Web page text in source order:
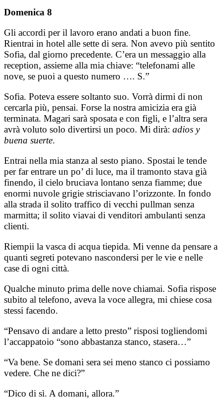
Domenica 8
Gli accordi per il lavoro erano andati a buon fine.
Rientrai in hotel alle sette di sera. Non avevo più sentito
Sofia, dal giorno precedente. C’era un messaggio alla
reception, assieme alla mia chiave: “telefonami alle
nove, se puoi a questo numero …. S.”
Sofia. Poteva essere soltanto suo. Vorrà dirmi di non
cercarla più, pensai. Forse la nostra amicizia era già
terminata. Magari sarà sposata e con figli, e l’altra sera
avrà voluto solo divertirsi un poco. Mi dirà: adios y
buena suerte.
Entrai nella mia stanza al sesto piano. Spostai le tende
per far entrare un po’ di luce, ma il tramonto stava già
finendo, il cielo bruciava lontano senza fiamme; due
enormi nuvole grigie strisciavano l’orizzonte. In fondo
alla strada il solito traffico di vecchi pullman senza
marmitta; il solito viavai di venditori ambulanti senza
clienti.
Riempii la vasca di acqua tiepida. Mi venne da pensare a
quanti segreti potevano nascondersi per le vie e nelle
case di ogni città.
Qualche minuto prima delle nove chiamai. Sofia rispose
subito al telefono, aveva la voce allegra, mi chiese cosa
stessi facendo.
“Pensavo di andare a letto presto” risposi togliendomi
l’accappatoio “sono abbastanza stanco, stasera…”
“Va bene. Se domani sera sei meno stanco ci possiamo
vedere. Che ne dici?”
“Dico di sì. A domani, allora.”